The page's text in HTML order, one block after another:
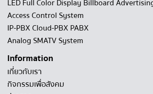
LED Full Color Display Billboard
Access Control System
IP-PBX Cloud-PBX PABX
Analog SMATV System
Information
เกี่ยวกับเรา
กิจกรรมเพื่อสังคม